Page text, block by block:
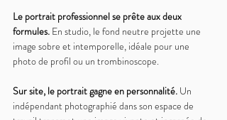
Le portrait professionnel se prête aux deux
formules. En studio, le fond neutre projette une
image sobre et intemporelle, idéale pour une
photo de profil ou un trombinoscope.
Sur site, le portrait gagne en personnalité. Un
indépendant photographié dans son espace de